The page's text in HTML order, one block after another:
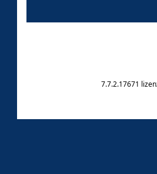
7.7.2.17671